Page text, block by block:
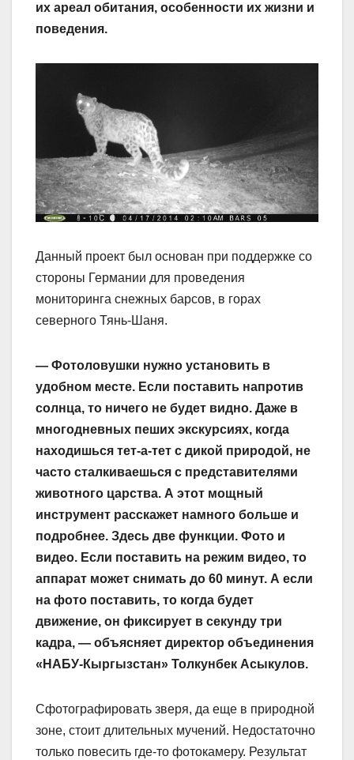
их ареал обитания, особенности их жизни и
поведения.
Данный проект был основан при поддержке со
стороны Германии для проведения
мониторинга снежных барсов, в горах
северного Тянь-Шаня.
— Фотоловушки нужно установить в
удобном месте. Если поставить напротив
солнца, то ничего не будет видно. Даже в
многодневных пеших экскурсиях, когда
находишься тет-а-тет с дикой природой, не
часто сталкиваешься с представителями
животного царства. А этот мощный
инструмент расскажет намного больше и
подробнее. Здесь две функции. Фото и
видео. Если поставить на режим видео, то
аппарат может снимать до 60 минут. А если
на фото поставить, то когда будет
движение, он фиксирует в секунду три
кадра, — объясняет директор объединения
«НАБУ-Кыргызстан» Толкунбек Асыкулов.
Сфотографировать зверя, да еще в природной
зоне, стоит длительных мучений. Недостаточно
только повесить где-то фотокамеру. Результат